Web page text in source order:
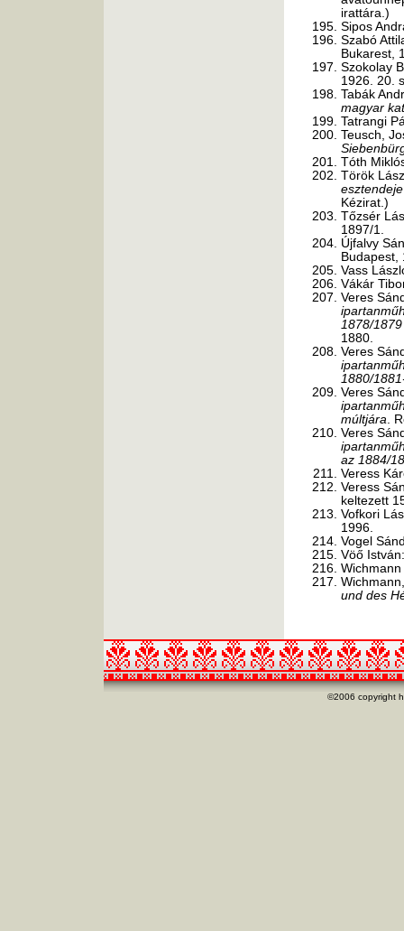
irattára.)
Sipos
Szabó
Bukarest,
Szokolay
1926. 20.
Tabák
magyar
Tatrangi
Teusch,
Tóth
Török
esztendeje
Kézirat.)
Tőzsér
1897/1.
Újfalvy
Budapest,
Vass
Vákár
Veres
1878/
1880.
Veres
1880/
Veres
múltjára.
Veres
az 1884/
Veress
Veress
keltezett
Vofkori
1996.
Vogel
Vöő
und des
©2006 copyright